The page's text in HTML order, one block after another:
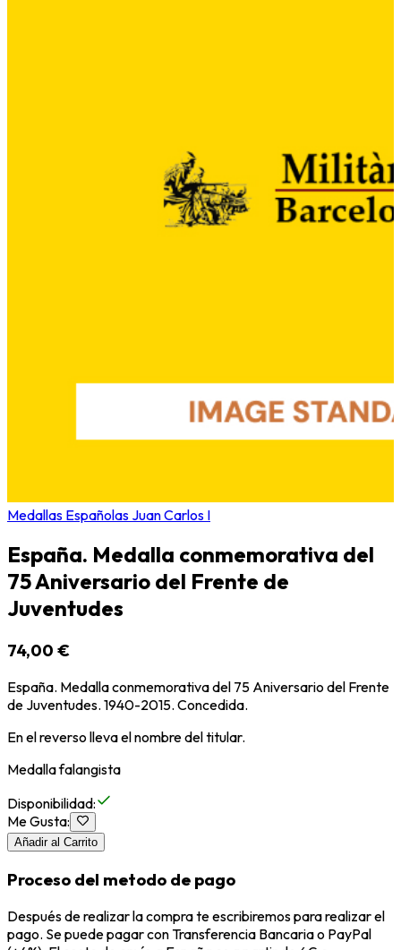
Medallas Españolas Juan Carlos I
España. Medalla conmemorativa del
75 Aniversario del Frente de
Juventudes
74,00 €
España. Medalla conmemorativa del 75 Aniversario del Frente
de Juventudes. 1940-2015. Concedida.
En el reverso lleva el nombre del titular.
Medalla falangista
Disponibilidad:
Me Gusta:
Añadir al Carrito
Proceso del metodo de pago
Después de realizar la compra te escribiremos para realizar el
pago. Se puede pagar con Transferencia Bancaria o PayPal